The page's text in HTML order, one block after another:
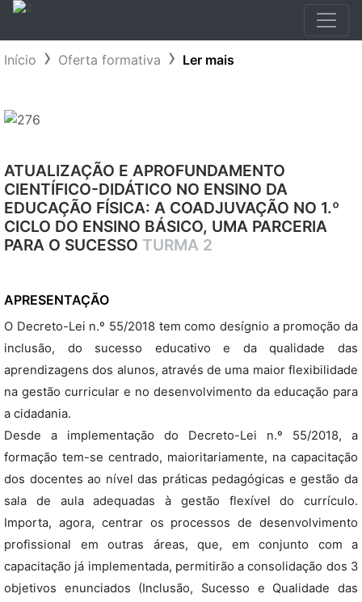
Início Oferta formativa Ler mais
ATUALIZAÇÃO E APROFUNDAMENTO
CIENTÍFICO-DIDÁTICO NO ENSINO DA
EDUCAÇÃO FÍSICA: A COADJUVAÇÃO NO 1.º
CICLO DO ENSINO BÁSICO, UMA PARCERIA
PARA O SUCESSO TURMA 2
APRESENTAÇÃO
O Decreto-Lei n.º 55/2018 tem como desígnio a promoção da
inclusão, do sucesso educativo e da qualidade das
aprendizagens dos alunos, através de uma maior flexibilidade
na gestão curricular e no desenvolvimento da educação para
a cidadania.
Desde a implementação do Decreto-Lei n.º 55/2018, a
formação tem-se centrado, maioritariamente, na capacitação
dos docentes ao nível das práticas pedagógicas e gestão da
sala de aula adequadas à gestão flexível do currículo.
Importa, agora, centrar os processos de desenvolvimento
profissional em outras áreas, que, em conjunto com a
capacitação já implementada, permitirão a consolidação dos 3
objetivos enunciados (Inclusão, Sucesso e Qualidade das